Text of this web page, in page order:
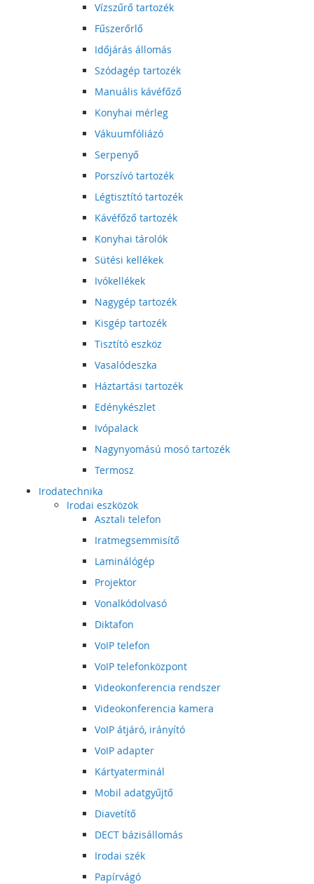
Vízszűrő tartozék
Fűszerőrlő
Időjárás állomás
Szódagép tartozék
Manuális kávéfőző
Konyhai mérleg
Vákuumfóliázó
Serpenyő
Porszívó tartozék
Légtisztító tartozék
Kávéfőző tartozék
Konyhai tárolók
Sütési kellékek
Ivókellékek
Nagygép tartozék
Kisgép tartozék
Tisztító eszköz
Vasalódeszka
Háztartási tartozék
Edénykészlet
Ivópalack
Nagynyomású mosó tartozék
Termosz
Irodatechnika
Irodai eszközök
Asztali telefon
Iratmegsemmisítő
Laminálógép
Projektor
Vonalkódolvasó
Diktafon
VoIP telefon
VoIP telefonközpont
Videokonferencia rendszer
Videokonferencia kamera
VoIP átjáró, irányító
VoIP adapter
Kártyaterminál
Mobil adatgyűjtő
Diavetítő
DECT bázisállomás
Irodai szék
Papírvágó